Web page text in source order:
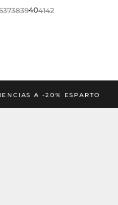
373839404142
A -20% ESPARTO